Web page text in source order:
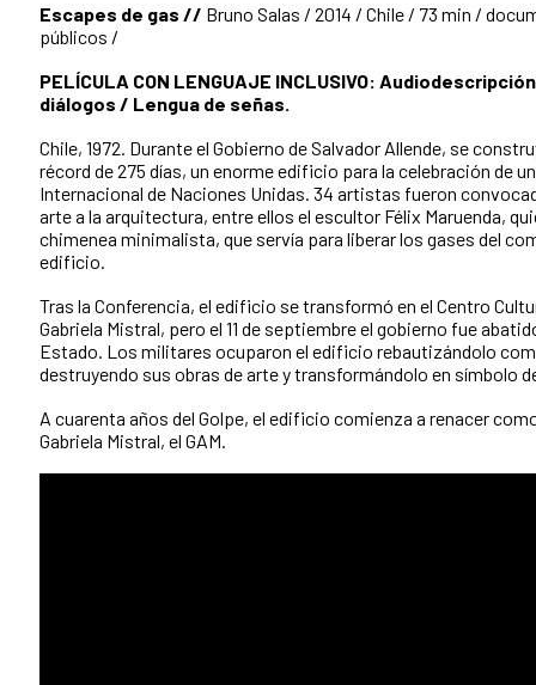
Escapes de gas // Bruno Salas / 2014 / Chile / 73 min /
públicos /
PELÍCULA CON LENGUAJE INCLUSIVO:
diálogos / Lengua de señas.
Chile, 1972. Durante el Gobierno de Salvador Allende, se
récord de 275 días, un enorme edificio para la celebración de
Internacional de Naciones Unidas. 34 artistas fueron
arte a la arquitectura, entre ellos el escultor Félix Maruenda,
chimenea minimalista, que servía para liberar los gases del
edificio.
Tras la Conferencia, el edificio se transformó en el Centro
Gabriela Mistral, pero el 11 de septiembre el gobierno fue
Estado. Los militares ocuparon el edificio rebautizándolo
destruyendo sus obras de arte y transformándolo en símbolo
A cuarenta años del Golpe, el edificio comienza a renacer
Gabriela Mistral, el GAM.